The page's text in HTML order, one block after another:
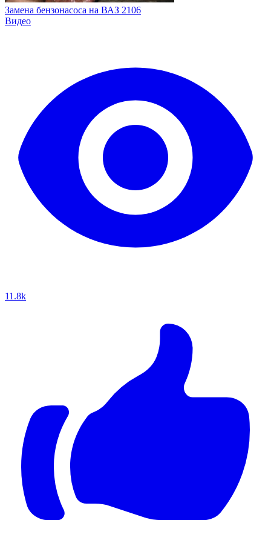
Замена бензонасоса на ВАЗ 2106
Видео
11.8k